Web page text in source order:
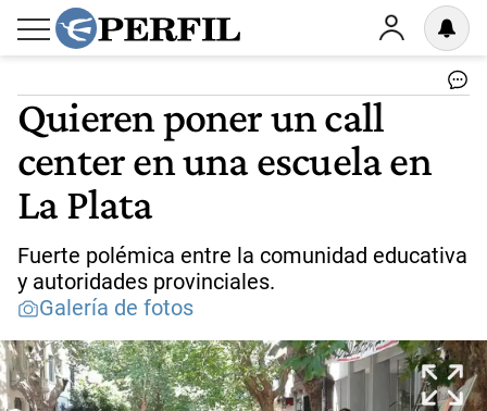
Quieren poner un call
center en una escuela en
La Plata
Fuerte polémica entre la comunidad educativa
y autoridades provinciales.
Galería de fotos